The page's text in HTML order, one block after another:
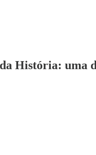
História: uma